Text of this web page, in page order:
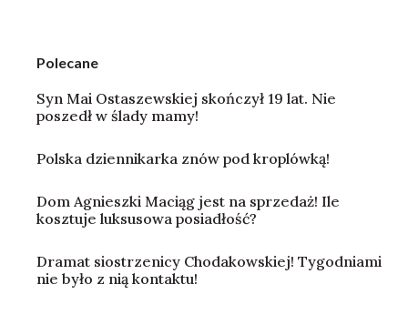
Polecane
Syn Mai Ostaszewskiej skończył 19 lat. Nie
poszedł w ślady mamy!
Polska dziennikarka znów pod kroplówką!
Dom Agnieszki Maciąg jest na sprzedaż! Ile
kosztuje luksusowa posiadłość?
Dramat siostrzenicy Chodakowskiej! Tygodniami
nie było z nią kontaktu!